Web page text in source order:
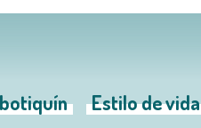
Estilo de vida